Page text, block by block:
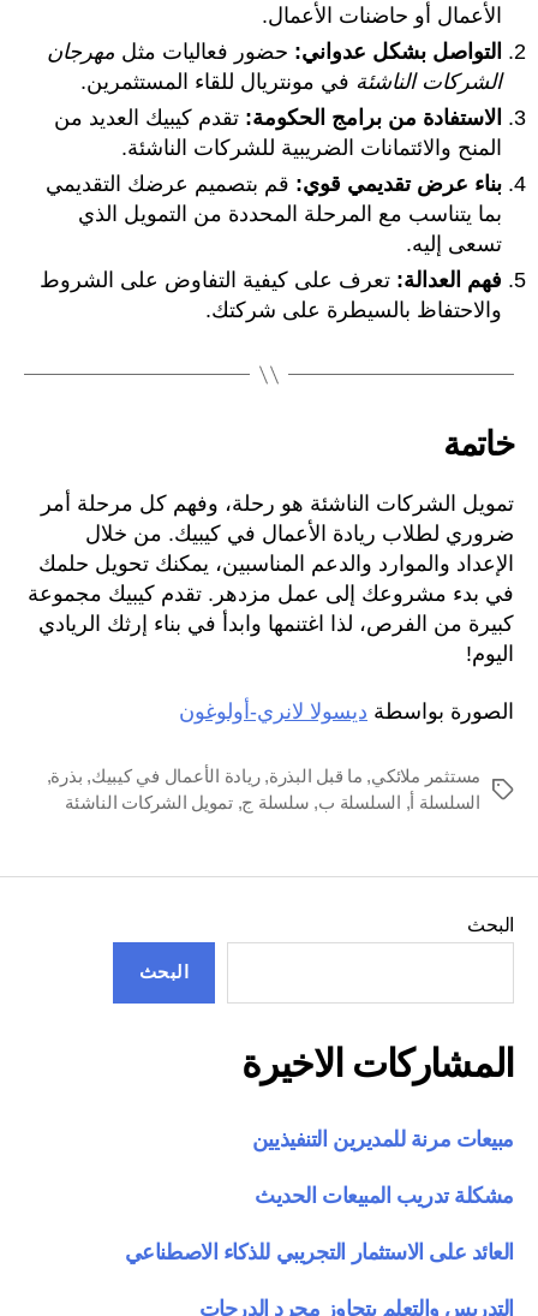
الأعمال أو حاضنات الأعمال.
التواصل بشكل عدواني: حضور فعاليات مثل مهرجان
الشركات الناشئة في مونتريال للقاء المستثمرين.
الاستفادة من برامج الحكومة: تقدم كيبيك العديد من
المنح والائتمانات الضريبية للشركات الناشئة.
بناء عرض تقديمي قوي: قم بتصميم عرضك التقديمي
بما يتناسب مع المرحلة المحددة من التمويل الذي
تسعى إليه.
فهم العدالة: تعرف على كيفية التفاوض على الشروط
والاحتفاظ بالسيطرة على شركتك.
خاتمة
تمويل الشركات الناشئة هو رحلة، وفهم كل مرحلة أمر
ضروري لطلاب ريادة الأعمال في كيبيك. من خلال
الإعداد والموارد والدعم المناسبين، يمكنك تحويل حلمك
في بدء مشروعك إلى عمل مزدهر. تقدم كيبيك مجموعة
كبيرة من الفرص، لذا اغتنمها وابدأ في بناء إرثك الريادي
اليوم!
الصورة بواسطة ديسولا لانري-أولوغون
العلامات
مستثمر ملائكي, ما قبل البذرة,ريادة الأعمال في كيبيك, بذرة,
السلسلة أ, السلسلة ب, سلسلة ج,تمويل الشركات الناشئة
البحث
البحث
المشاركات الاخيرة
مبيعات مرنة للمديرين التنفيذيين
مشكلة تدريب المبيعات الحديث
العائد على الاستثمار التجريبي للذكاء الاصطناعي
التدريس والتعلم يتجاوز مجرد الدرجات